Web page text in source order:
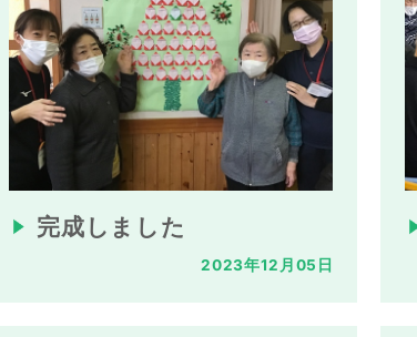
完成しました
2023年12月05日